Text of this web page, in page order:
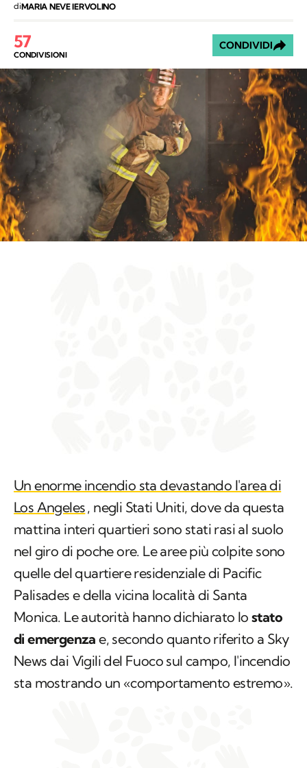
diMARIA NEVE IERVOLINO
57
CONDIVISIONI
CONDIVIDI
Un enorme incendio sta devastando l'area di
Los Angeles, negli Stati Uniti, dove da questa
mattina interi quartieri sono stati rasi al suolo
nel giro di poche ore. Le aree più colpite sono
quelle del quartiere residenziale di Pacific
Palisades e della vicina località di Santa
Monica. Le autorità hanno dichiarato lo stato
di emergenza e, secondo quanto riferito a Sky
News dai Vigili del Fuoco sul campo, l'incendio
sta mostrando un «comportamento estremo».